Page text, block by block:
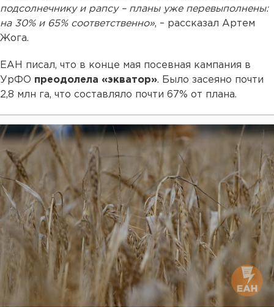
подсолнечнику и рапсу – планы уже перевыполнены:
на 30% и 65% соответственно», – рассказал Артем
Жога.
ЕАН писал, что в конце мая посевная кампания в
УрФО преодолела «экватор». Было засеяно почти
2,8 млн га, что составляло почти 67% от плана.